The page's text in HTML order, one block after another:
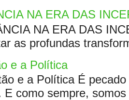
NA ERA DAS
NA ERA DAS
as profundas
e a Política
e a Política É
E como sempre,